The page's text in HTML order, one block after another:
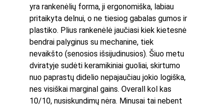
yra rankenėlių forma, ji ergonomiška, labiau
pritaikyta delnui, o ne tiesiog gabalas gumos ir
plastiko. Plius rankenėlė jaučiasi kiek kietesnė
bendrai palyginus su mechanine, tiek
nevaikšto (senosios išsijudinusios). Šiuo metu
dviratyje sudėti keramikiniai guoliai, skirtumo
nuo paprastų didelio nepajaučiau jokio logiška,
nes visiškai marginal gains. Overall kol kas
10/10, nusiskundimų nėra. Minusai tai nebent